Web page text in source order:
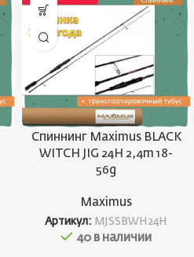
Спиннинг Maximus BLACK
WITCH JIG 24H 2,4m 18-
56g
Maximus
Артикул: MJSSBWH24H
40 в наличии